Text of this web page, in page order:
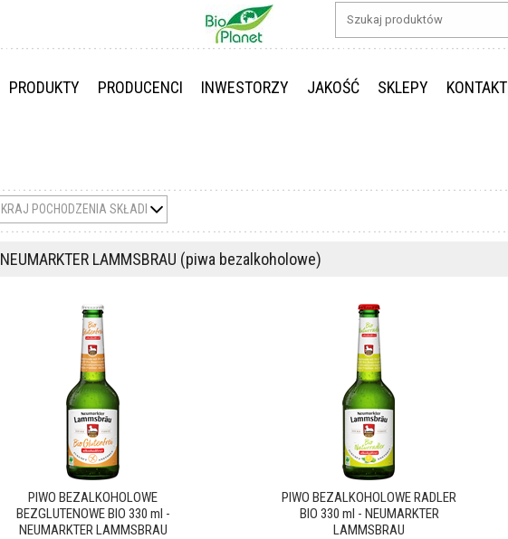
PRODUKTY PRODUCENCI INWESTORZY JAKOŚĆ SKLEPY KONTAKT
KRAJ POCHODZENIA SKŁADNIKÓW
NEUMARKTER LAMMSBRAU (piwa bezalkoholowe)
PIWO BEZALKOHOLOWE
BEZGLUTENOWE BIO 330 ml -
NEUMARKTER LAMMSBRAU
PIWO BEZALKOHOLOWE RADLER
BIO 330 ml - NEUMARKTER
LAMMSBRAU